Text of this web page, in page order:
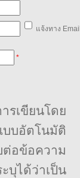
แจ้งทาง
*
รเขียนโดย
อัตโนมัติ
อข้อความ
ได้ว่าเป็น